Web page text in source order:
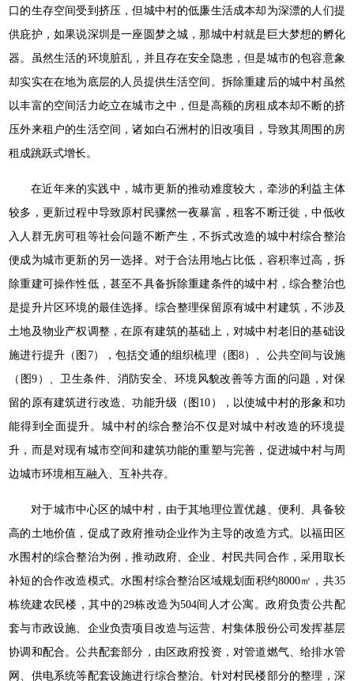
口的生存空间受到挤压，但城中村的低廉生活成本却为深漂的人们提
供庇护，如果说深圳是一座圆梦之城，那城中村就是巨大梦想的孵化
器。虽然生活的环境脏乱，并且存在安全隐患，但是城市的包容意象
却实实在在地为底层的人员提供生活空间。拆除重建后的城中村虽然
以丰富的空间活力屹立在城市之中，但是高额的房租成本却不断的挤
压外来租户的生活空间，诸如白石洲村的旧改项目，导致其周围的房
租成跳跃式增长。
在近年来的实践中，城市更新的推动难度较大，牵涉的利益主体
较多，更新过程中导致原村民骤然一夜暴富，租客不断迁徙，中低收
入人群无房可租等社会问题不断产生，不拆式改造的城中村综合整治
便成为城市更新的另一选择。对于合法用地占比低，容积率过高，拆
除重建可操作性低，甚至不具备拆除重建条件的城中村，综合整治也
是提升片区环境的最佳选择。综合整理保留原有城中村建筑，不涉及
土地及物业产权调整，在原有建筑的基础上，对城中村老旧的基础设
施进行提升（图7），包括交通的组织梳理（图8）、公共空间与设施
（图9）、卫生条件、消防安全、环境风貌改善等方面的问题，对保
留的原有建筑进行改造、功能升级（图10），以使城中村的形象和功
能得到全面提升。城中村的综合整治不仅是对城中村改造的环境提
升，而是对现有城市空间和建筑功能的重塑与完善，促进城中村与周
边城市环境相互融入、互补共存。
对于城市中心区的城中村，由于其地理位置优越、便利、具备较
高的土地价值，促成了政府推动企业作为主导的改造方式。以福田区
水围村的综合整治为例，推动政府、企业、村民共同合作，采用取长
补短的合作改造模式。水围村综合整治区域规划面积约8000㎡，共35
栋统建农民楼，其中的29栋改造为504间人才公寓。政府负责公共配
套与市政设施、企业负责项目改造与运营、村集体股份公司发挥基层
协调和配合。公共配套部分，由区政府投资，对管道燃气、给排水管
网、供电系统等配套设施进行综合整治。针对村民楼部分的整理，深